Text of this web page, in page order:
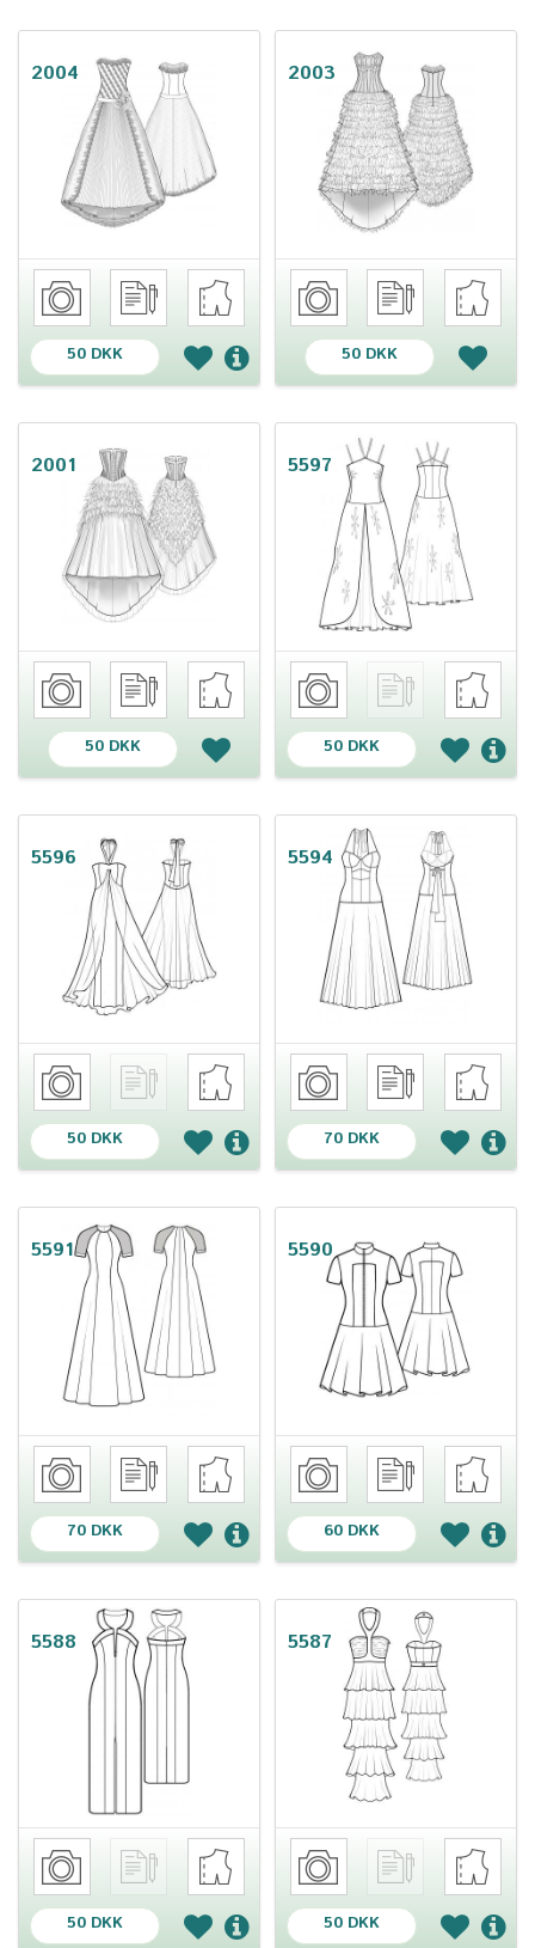
2004
50 DKK
2003
50 DKK
2001
50 DKK
5597
50 DKK
5596
50 DKK
5594
70 DKK
5591
70 DKK
5590
60 DKK
5588
50 DKK
5587
50 DKK